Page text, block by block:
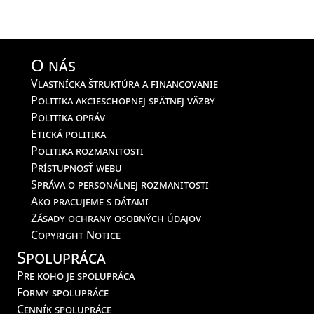
O nás
Vlastnícka štruktúra a financovanie
Politika akcieschopnej spätnej väzby
Politika opráv
Etická politika
Politika rozmanitosti
Prístupnosť webu
Správa o personálnej rozmanitosti
Ako pracujeme s dátami
Zásady ochrany osobných údajov
Copyright Notice
Spolupráca
Pre koho je spolupráca
Formy spolupráce
Cenník spolupráce